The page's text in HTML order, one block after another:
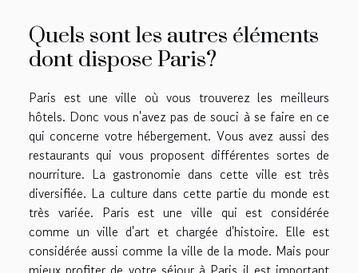
Quels sont les autres éléments
dont dispose Paris?
Paris est une ville où vous trouverez les meilleurs
hôtels. Donc vous n'avez pas de souci à se faire en ce
qui concerne votre hébergement. Vous avez aussi des
restaurants qui vous proposent différentes sortes de
nourriture. La gastronomie dans cette ville est très
diversifiée. La culture dans cette partie du monde est
très variée. Paris est une ville qui est considérée
comme un ville d'art et chargée d'histoire. Elle est
considérée aussi comme la ville de la mode. Mais pour